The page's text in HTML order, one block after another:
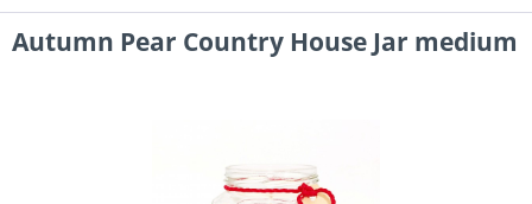
Autumn Pear Country House Jar medium